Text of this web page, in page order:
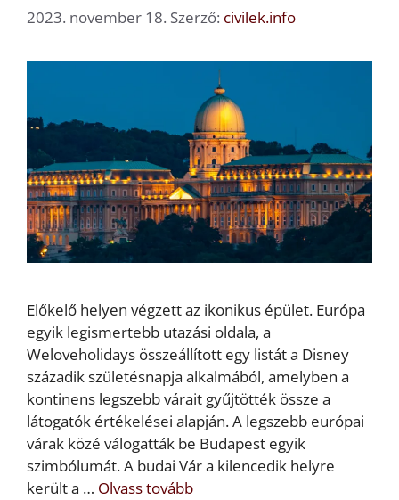
2023. november 18. Szerző: civilek.info
Előkelő helyen végzett az ikonikus épület. Európa
egyik legismertebb utazási oldala, a
Weloveholidays összeállított egy listát a Disney
századik születésnapja alkalmából, amelyben a
kontinens legszebb várait gyűjtötték össze a
látogatók értékelései alapján. A legszebb európai
várak közé válogatták be Budapest egyik
szimbólumát. A budai Vár a kilencedik helyre
került a … Olvass tovább